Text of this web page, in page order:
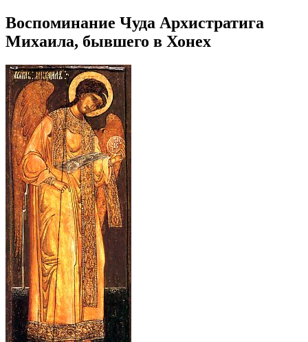
Воспоминание Чуда Архистратига
Михаила, бывшего в Хонех